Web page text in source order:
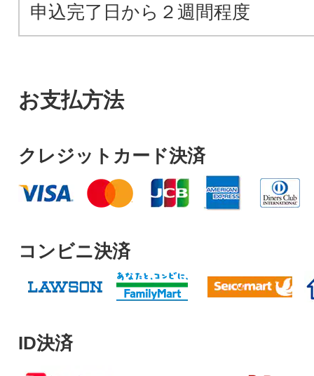
申込完了日から２週間程度
お支払方法
クレジットカード決済
コンビニ決済
ID決済